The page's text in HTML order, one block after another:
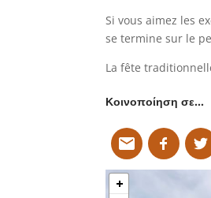
Si vous aimez les
se termine sur le
La fête
Κοινοποίηση σε…